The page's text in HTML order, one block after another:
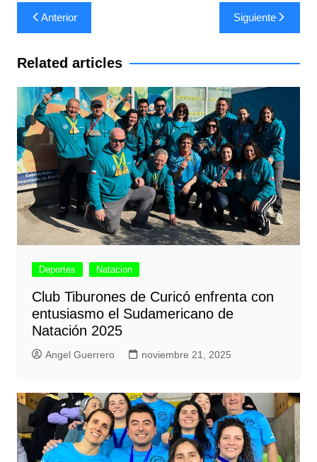
Navegación
de
entradas
Anterior Siguiente
Related articles
Deportes Natacion
Club Tiburones de Curicó enfrenta con
entusiasmo el Sudamericano de
Natación 2025
Angel Guerrero noviembre 21, 2025